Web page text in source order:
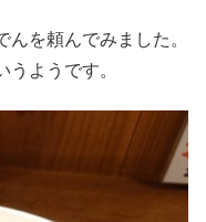
を頼んでみました。
ようです。